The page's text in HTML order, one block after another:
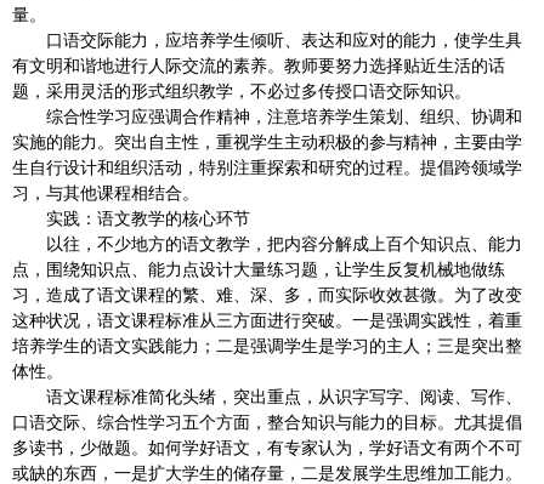
量。
口语交际能力，应培养学生倾听、表达和应对的能力，使学生具
有文明和谐地进行人际交流的素养。教师要努力选择贴近生活的话
题，采用灵活的形式组织教学，不必过多传授口语交际知识。
综合性学习应强调合作精神，注意培养学生策划、组织、协调和
实施的能力。突出自主性，重视学生主动积极的参与精神，主要由学
生自行设计和组织活动，特别注重探索和研究的过程。提倡跨领域学
习，与其他课程相结合。
实践：语文教学的核心环节
以往，不少地方的语文教学，把内容分解成上百个知识点、能力
点，围绕知识点、能力点设计大量练习题，让学生反复机械地做练
习，造成了语文课程的繁、难、深、多，而实际收效甚微。为了改变
这种状况，语文课程标准从三方面进行突破。一是强调实践性，着重
培养学生的语文实践能力；二是强调学生是学习的主人；三是突出整
体性。
语文课程标准简化头绪，突出重点，从识字写字、阅读、写作、
口语交际、综合性学习五个方面，整合知识与能力的目标。尤其提倡
多读书，少做题。如何学好语文，有专家认为，学好语文有两个不可
或缺的东西，一是扩大学生的储存量，二是发展学生思维加工能力。